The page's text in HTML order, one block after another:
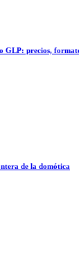
GLP: precios,
de la domótica